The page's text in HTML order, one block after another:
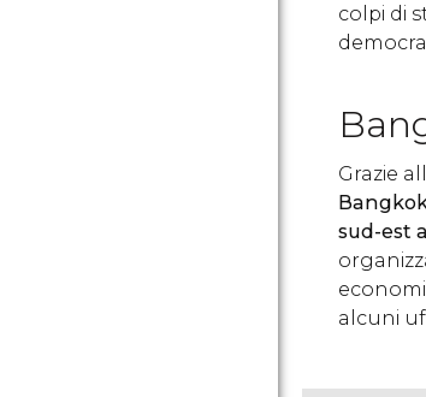
colpi di
Grazie
sud-est
alcuni